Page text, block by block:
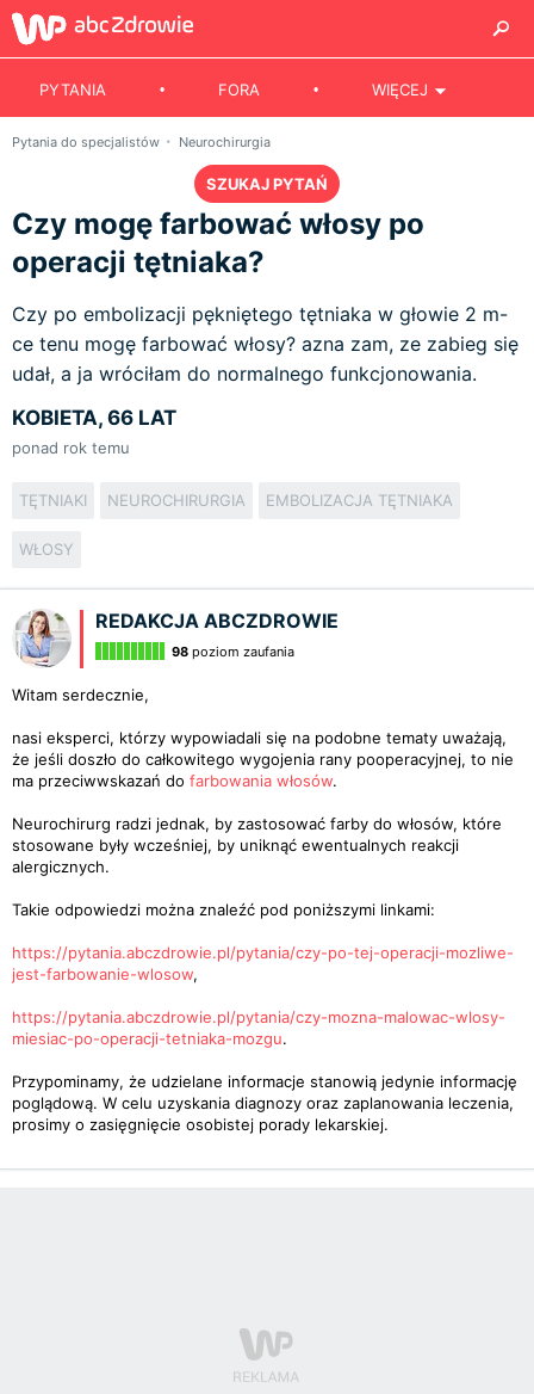
PYTANIA FORA WIĘCEJ
Pytania do specjalistów Neurochirurgia
SZUKAJ PYTAŃ
Czy mogę farbować włosy po
operacji tętniaka?
Czy po embolizacji pękniętego tętniaka w głowie 2 m-
ce tenu mogę farbować włosy? azna zam, ze zabieg się
udał, a ja wróciłam do normalnego funkcjonowania.
KOBIETA, 66 LAT
ponad rok temu
TĘTNIAKI NEUROCHIRURGIA EMBOLIZACJA TĘTNIAKA
WŁOSY
REDAKCJA ABCZDROWIE
98 poziom zaufania
Witam serdecznie,
nasi eksperci, którzy wypowiadali się na podobne tematy uważają,
że jeśli doszło do całkowitego wygojenia rany pooperacyjnej, to nie
ma przeciwwskazań do farbowania włosów.
Neurochirurg radzi jednak, by zastosować farby do włosów, które
stosowane były wcześniej, by uniknąć ewentualnych reakcji
alergicznych.
Takie odpowiedzi można znaleźć pod poniższymi linkami:
https://pytania.abczdrowie.pl/pytania/czy-po-tej-operacji-mozliwe-
jest-farbowanie-wlosow,
https://pytania.abczdrowie.pl/pytania/czy-mozna-malowac-wlosy-
miesiac-po-operacji-tetniaka-mozgu.
Przypominamy, że udzielane informacje stanowią jedynie informację
poglądową. W celu uzyskania diagnozy oraz zaplanowania leczenia,
prosimy o zasięgnięcie osobistej porady lekarskiej.